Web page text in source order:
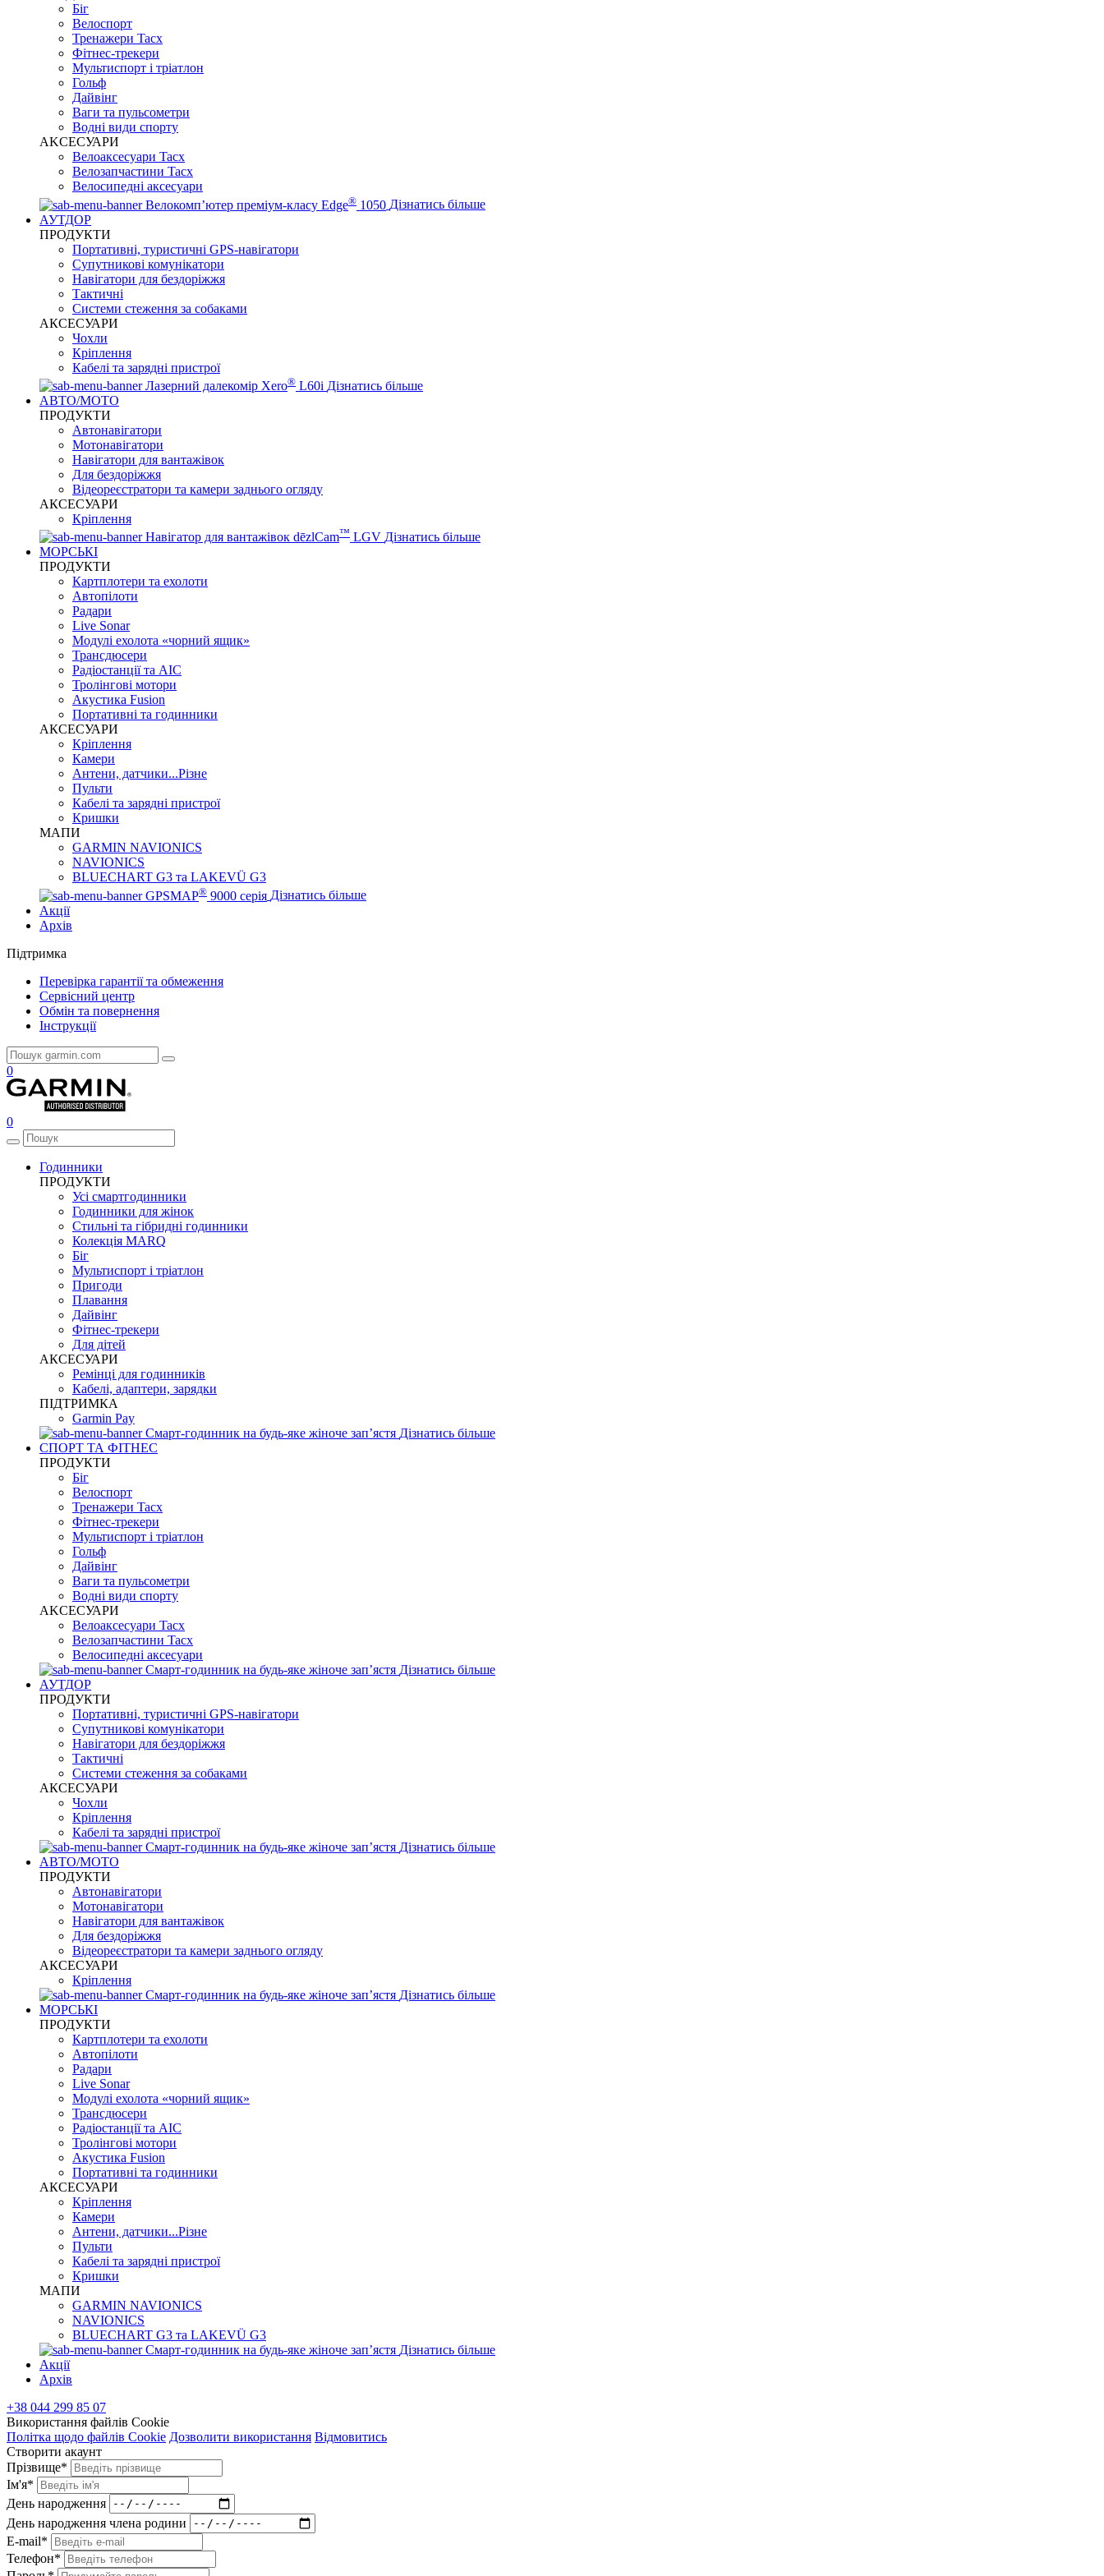
Біг
Велоспорт
Тренажери Tacx
Фітнес-трекери
Мультиспорт і тріатлон
Гольф
Дайвінг
Ваги та пульсометри
Водні види спорту
AKCЕСУАРИ
Велоаксесуари Tacx
Велозапчастини Tacx
Велосипедні аксесуари
Велокомп’ютер преміум-класу Edge® 1050 Дізнатись більше
АУТДОР
ПРОДУКТИ
Портативні, туристичні GPS-навігатори
Супутникові комунікатори
Навігатори для бездоріжжя
Тактичні
Системи стеження за собаками
АКСЕСУАРИ
Чохли
Кріплення
Кабелі та зарядні пристрої
Лазерний далекомір Xero® L60i Дізнатись більше
АВТО/МОТО
ПРОДУКТИ
Автонавігатори
Мотонавігатори
Навігатори для вантажівок
Для бездоріжжя
Відеореєстратори та камери заднього огляду
АКСЕСУАРИ
Кріплення
Навігатор для вантажівок dēzlCam™ LGV Дізнатись більше
МОРСЬКІ
ПРОДУКТИ
Картплотери та ехолоти
Автопілоти
Радари
Live Sonar
Модулі ехолота «чорний ящик»
Трансдюсери
Радіостанції та АІС
Тролінгові мотори
Акустика Fusion
Портативні та годинники
АКСЕСУАРИ
Кріплення
Камери
Антени, датчики...Різне
Пульти
Кабелі та зарядні пристрої
Кришки
МАПИ
GARMIN NAVIONICS
NAVIONICS
BLUECHART G3 та LAKEVÜ G3
GPSMAP® 9000 серія Дізнатись більше
Акції
Архів
Підтримка
Перевірка гарантії та обмеження
Сервісний центр
Обмін та повернення
Інструкції
0
0
Годинники
ПРОДУКТИ
Усі смартгодинники
Годинники для жінок
Стильні та гібридні годинники
Колекція MARQ
Біг
Мультиспорт і тріатлон
Пригоди
Плавання
Дайвінг
Фітнес-трекери
Для дітей
АКСЕСУАРИ
Ремінці для годинників
Кабелі, адаптери, зарядки
ПІДТРИМКА
Garmin Pay
Смарт-годинник на будь-яке жіноче запʼястя Дізнатись більше
СПОРТ ТА ФІТНЕС
ПРОДУКТИ
Біг
Велоспорт
Тренажери Tacx
Фітнес-трекери
Мультиспорт і тріатлон
Гольф
Дайвінг
Ваги та пульсометри
Водні види спорту
AKCЕСУАРИ
Велоаксесуари Tacx
Велозапчастини Tacx
Велосипедні аксесуари
Смарт-годинник на будь-яке жіноче запʼястя Дізнатись більше
АУТДОР
ПРОДУКТИ
Портативні, туристичні GPS-навігатори
Супутникові комунікатори
Навігатори для бездоріжжя
Тактичні
Системи стеження за собаками
АКСЕСУАРИ
Чохли
Кріплення
Кабелі та зарядні пристрої
Смарт-годинник на будь-яке жіноче запʼястя Дізнатись більше
АВТО/МОТО
ПРОДУКТИ
Автонавігатори
Мотонавігатори
Навігатори для вантажівок
Для бездоріжжя
Відеореєстратори та камери заднього огляду
АКСЕСУАРИ
Кріплення
Смарт-годинник на будь-яке жіноче запʼястя Дізнатись більше
МОРСЬКІ
ПРОДУКТИ
Картплотери та ехолоти
Автопілоти
Радари
Live Sonar
Модулі ехолота «чорний ящик»
Трансдюсери
Радіостанції та АІС
Тролінгові мотори
Акустика Fusion
Портативні та годинники
АКСЕСУАРИ
Кріплення
Камери
Антени, датчики...Різне
Пульти
Кабелі та зарядні пристрої
Кришки
МАПИ
GARMIN NAVIONICS
NAVIONICS
BLUECHART G3 та LAKEVÜ G3
Смарт-годинник на будь-яке жіноче запʼястя Дізнатись більше
Акції
Архів
+38 044 299 85 07
Використання файлів Cookie
Політка щодо файлів Cookie Дозволити використання Відмовитись
Створити акаунт
Прізвище*
Ім'я*
День народження
День народження члена родини
E-mail*
Телефон*